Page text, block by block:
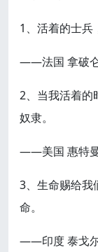
1、活着的士兵
——法国 拿破
2、当我活着的
奴隶。
——美国 惠特
3、生命赐给我
命。
——印度 泰戈